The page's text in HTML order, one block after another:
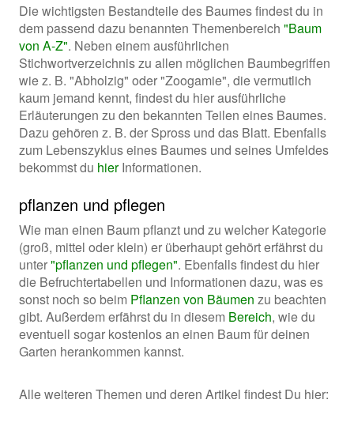
Die wichtigsten Bestandteile des Baumes findest du in
dem passend dazu benannten Themenbereich "Baum
von A-Z". Neben einem ausführlichen
Stichwortverzeichnis zu allen möglichen Baumbegriffen
wie z. B. "Abholzig" oder "Zoogamie", die vermutlich
kaum jemand kennt, findest du hier ausführliche
Erläuterungen zu den bekannten Teilen eines Baumes.
Dazu gehören z. B. der Spross und das Blatt. Ebenfalls
zum Lebenszyklus eines Baumes und seines Umfeldes
bekommst du hierInformationen.
pflanzen und pflegen
Wie man einen Baum pflanzt und zu welcher Kategorie
(groß, mittel oder klein) er überhaupt gehört erfährst du
unter"pflanzen und pflegen". Ebenfalls findest du hier
die Befruchtertabellen und Informationen dazu, was es
sonst noch so beim Pflanzen von Bäumen zu beachten
gibt. Außerdem erfährst du in diesem Bereich, wie du
eventuell sogar kostenlos an einen Baum für deinen
Garten herankommen kannst.
Alle weiteren Themen und deren Artikel findest Du hier: